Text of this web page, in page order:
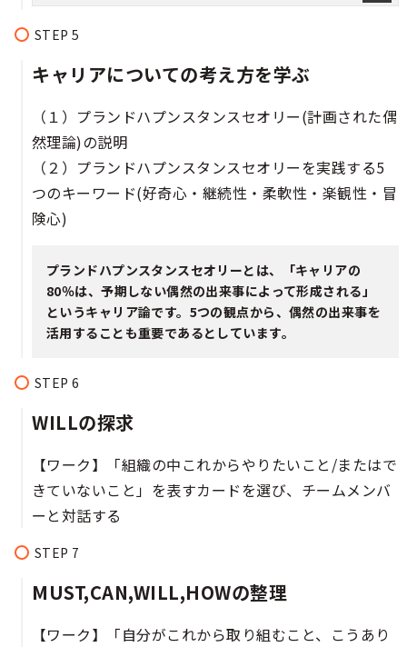
キャリアについての考え方を学ぶ​
（１）プランドハプンスタンスセオリー(計画された偶
然理論)の説明
（２）プランドハプンスタンスセオリーを実践する5
つのキーワード(好奇心・継続性・柔軟性・楽観性・冒
険心)
プランドハプンスタンスセオリーとは、「キャリアの
80％は、予期しない偶然の出来事によって形成される」
というキャリア論です。5つの観点から、偶然の出来事を
活用することも重要であるとしています。
WILLの探求​
【ワーク】「組織の中これからやりたいこと/またはで
きていないこと」を表すカードを選び、チームメンバ
ーと対話する
MUST,CAN,WILL,HOWの整理​
【ワーク】「自分がこれから取り組むこと、こうあり